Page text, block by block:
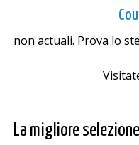
non actuali. Prova lo
La migliore